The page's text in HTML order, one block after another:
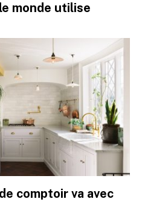
monde utilise
comptoir va avec